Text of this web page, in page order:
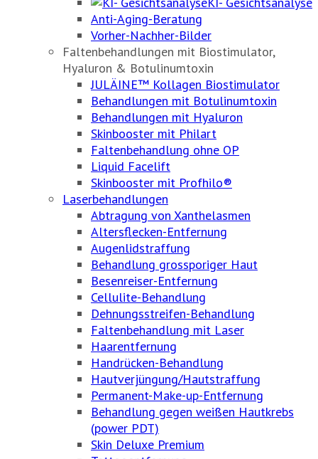
Anti-Aging-Beratung
Vorher-Nachher-Bilder
Faltenbehandlungen mit Biostimulator,
Hyaluron & Botulinumtoxin
JULÄINE™ Kollagen Biostimulator
Behandlungen mit Botulinumtoxin
Behandlungen mit Hyaluron
Skinbooster mit Philart
Faltenbehandlung ohne OP
Liquid Facelift
Skinbooster mit Profhilo®
Laserbehandlungen
Abtragung von Xanthelasmen
Altersflecken-Entfernung
Augenlidstraffung
Behandlung grossporiger Haut
Besenreiser-Entfernung
Cellulite-Behandlung
Dehnungsstreifen-Behandlung
Faltenbehandlung mit Laser
Haarentfernung
Handrücken-Behandlung
Hautverjüngung/Hautstraffung
Permanent-Make-up-Entfernung
Behandlung gegen weißen Hautkrebs
(power PDT)
Skin Deluxe Premium